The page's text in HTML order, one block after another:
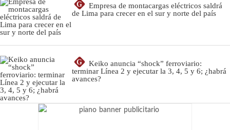
G
Empresa de montacargas eléctricos saldrá
de Lima para crecer en el sur y norte del país
G
Keiko anuncia “shock” ferroviario:
terminar Línea 2 y ejecutar la 3, 4, 5 y 6; ¿habrá
avances?